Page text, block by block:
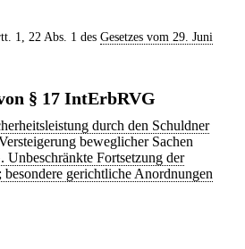
1, 22 Abs. 1 des Gesetzes vom 29. Juni
§ 17 IntErbRVG
durch den Schuldner
beweglicher Sachen
Fortsetzung der
gerichtliche Anordnungen